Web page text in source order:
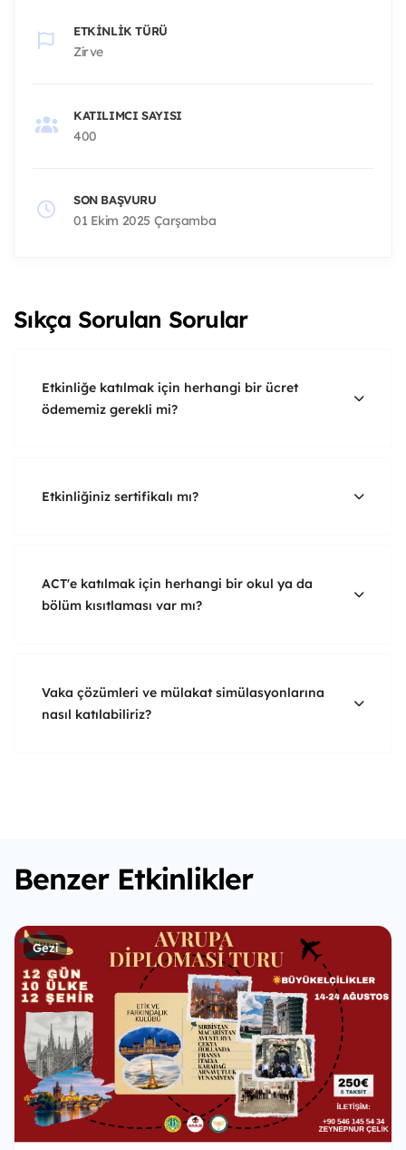
ETKINLIK TÜRÜ
Zirve
KATILIMCI SAYISI
400
SON BAŞVURU
01 Ekim 2025 Çarşamba
Sıkça Sorulan Sorular
Etkinliğe katılmak için herhangi bir ücret
ödememiz gerekli mi?
Etkinliğiniz sertifikalı mı?
ACT'e katılmak için herhangi bir okul ya da
bölüm kısıtlaması var mı?
Vaka çözümleri ve mülakat simülasyonlarına
nasıl katılabiliriz?
Benzer Etkinlikler
Gezi